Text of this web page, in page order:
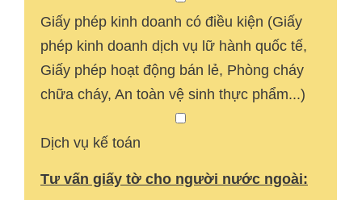
Giấy phép kinh doanh có điều kiện (Giấy
phép kinh doanh dịch vụ lữ hành quốc tế,
Giấy phép hoạt động bán lẻ, Phòng cháy
chữa cháy, An toàn vệ sinh thực phẩm...)
Dịch vụ kế toán
Tư vấn giấy tờ cho người nước ngoài: